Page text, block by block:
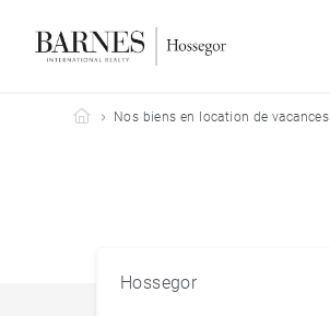
Barnes Hossegor
Nos biens en location de vacances
Hossegor